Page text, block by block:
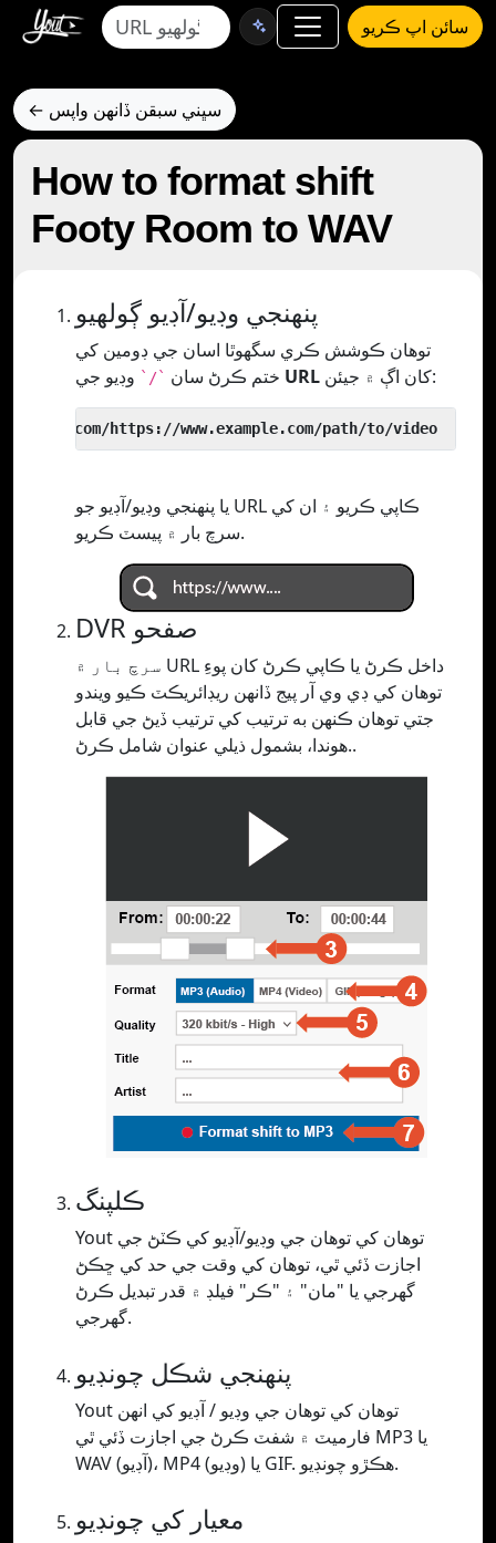
سائن اپ ڪريو
← سڀني سبقن ڏانهن واپس
How to format shift
Footy Room to WAV
پنھنجي وڊيو/آڊيو ڳولھيو
توھان ڪوشش ڪري سگھوٿا اسان جي ڊومين کي
ختم ڪرڻ سان `/` URL کان اڳ ۾ جيئن:
يا پنھنجي وڊيو/آڊيو جو URL ڪاپي ڪريو ۽ ان کي
سرچ بار ۾ پيسٽ ڪريو.
DVR صفحو
سرچ بار ۾ URL داخل ڪرڻ يا ڪاپي ڪرڻ کان پوءِ
توهان کي ڊي وي آر پيج ڏانهن ريڊائريڪٽ ڪيو ويندو
جتي توهان ڪنهن به ترتيب کي ترتيب ڏيڻ جي قابل
هوندا، بشمول ذيلي عنوان شامل ڪرڻ..
ڪلپنگ
Yout توهان کي توهان جي وڊيو/آڊيو کي ڪٽڻ جي
اجازت ڏئي ٿي، توهان کي وقت جي حد کي ڇڪڻ
گهرجي يا "مان" ۽ "ڪر" فيلڊ ۾ قدر تبديل ڪرڻ
گهرجي.
پنھنجي شڪل چونڊيو
Yout توهان کي توهان جي وڊيو / آڊيو کي انهن
فارميٽ ۾ شفٽ ڪرڻ جي اجازت ڏئي ٿي MP3 يا
WAV (آڊيو)، MP4 (وڊيو) يا GIF. ھڪڙو چونڊيو.
معيار کي چونڊيو